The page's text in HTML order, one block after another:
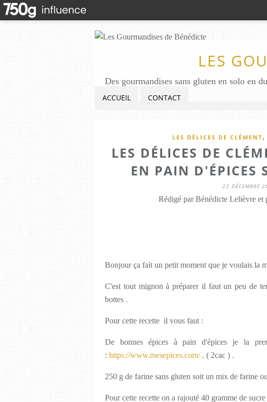
LES
ACCUEIL CONTACT
LES DÉLICES DE CLÉMENT,
LES DÉLICES DE
EN PAIN D'ÉPICES
22 DÉCEMBRE
Rédigé par Bénédicte Lelièvre et
Bonjour ça fait un petit moment que je voulais la
C'est tout mignon à préparer il faut un peu de
bottes .
Pour cette recette il vous faut :
De bonnes épices à pain d'épices je la
: https://www.mesepices.com/. ( 2cac ) .
250 g de farine sans gluten soit un mix de farine
Pour cette recette on a rajouté 40 gramme de